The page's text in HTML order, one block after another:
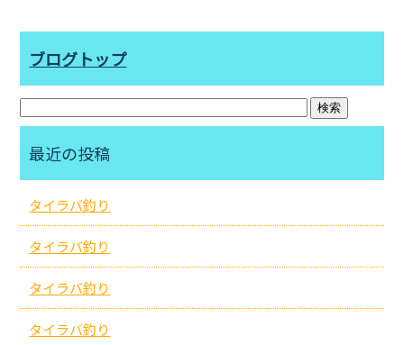
ブログトップ
最近の投稿
タイラバ釣り
タイラバ釣り
タイラバ釣り
タイラバ釣り